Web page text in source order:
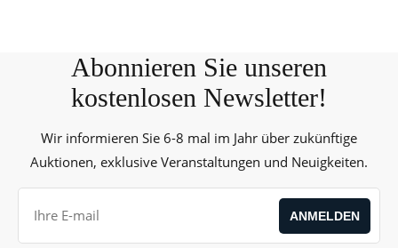
Abonnieren Sie unseren
kostenlosen Newsletter!
Wir informieren Sie 6-8 mal im Jahr über zukünftige
Auktionen, exklusive Veranstaltungen und Neuigkeiten.